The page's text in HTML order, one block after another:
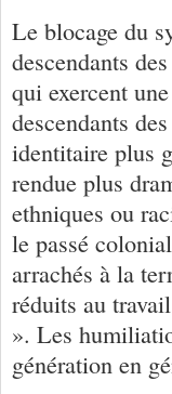
Le blocage du
descendants
qui exercent
descendants
identitaire plus
rendue plus
ethniques ou
le passé
arrachés à la
réduits au
». Les
génération en